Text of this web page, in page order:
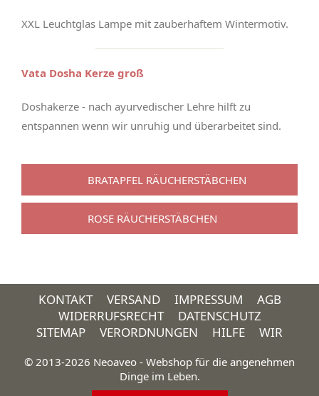
XXL Leuchtglas Lampe mit zauberhaftem Wintermotiv.
Vata Dosha Kerze groß
Doshakerze - nach ayurvedischer Lehre hilft zu
entspannen wenn wir unruhig und überarbeitet sind.
BRATAPFEL RÄUCHERSTÄBCHEN
ROSE RÄUCHERSTÄBCHEN
KONTAKT VERSAND IMPRESSUM
AGB
WIDERRUFSRECHT
DATENSCHUTZ
SITEMAP
VERORDNUNGEN HILFE WIR
© 2013-2026 Neoaveo - Webshop für die angenehmen
Dinge im Leben.